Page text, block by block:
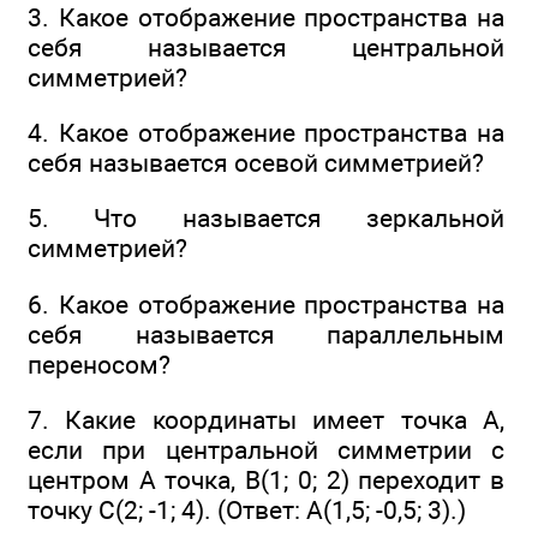
3. Какое отображение пространства на
себя называется центральной
симметрией?
4. Какое отображение пространства на
себя называется осевой симметрией?
5. Что называется зеркальной
симметрией?
6. Какое отображение пространства на
себя называется параллельным
переносом?
7. Какие координаты имеет точка А,
если при центральной симметрии с
центром А точка, В(1; 0; 2) переходит в
точку С(2; -1; 4). (Ответ: А(1,5; -0,5; 3).)